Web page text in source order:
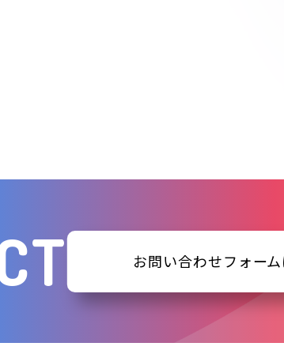
お問い合わせフォー